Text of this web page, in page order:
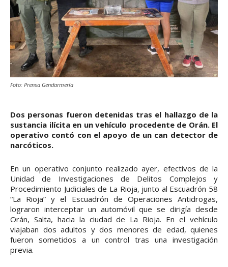
Foto: Prensa Gendarmería
Dos personas fueron detenidas tras el hallazgo de la
sustancia ilícita en un vehículo procedente de Orán. El
operativo contó con el apoyo de un can detector de
narcóticos.
En un operativo conjunto realizado ayer, efectivos de la
Unidad de Investigaciones de Delitos Complejos y
Procedimiento Judiciales de La Rioja, junto al Escuadrón 58
“La Rioja” y el Escuadrón de Operaciones Antidrogas,
lograron interceptar un automóvil que se dirigía desde
Orán, Salta, hacia la ciudad de La Rioja. En el vehículo
viajaban dos adultos y dos menores de edad, quienes
fueron sometidos a un control tras una investigación
previa.